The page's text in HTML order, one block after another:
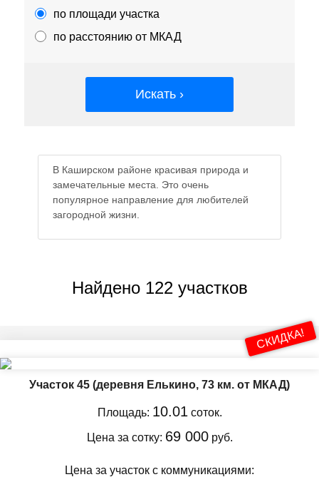
по площади участка
по расстоянию от МКАД
Искать ›
В Каширском районе красивая природа и
замечательные места. Это очень
популярное направление для любителей
загородной жизни.
Найдено 122 участков
СКИДКА!
Участок 45 (деревня Елькино, 73 км. от МКАД)
Площадь: 10.01 соток.
Цена за сотку: 69 000руб.
Цена за участок с коммуникациями: